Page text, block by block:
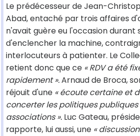
Le prédécesseur de Jean-
Abad, entaché par trois affaires
n'avait guère eu l'occasion durant
d'enclencher la machine,
interlocuteurs à patienter. Le
retient donc que ce « RDV a été
rapidement ».Arnaud de Broca,
réjouit d'une « écoute certaine et
concerter les politiques
associations ». Luc Gateau,
rapporte, lui aussi, une «